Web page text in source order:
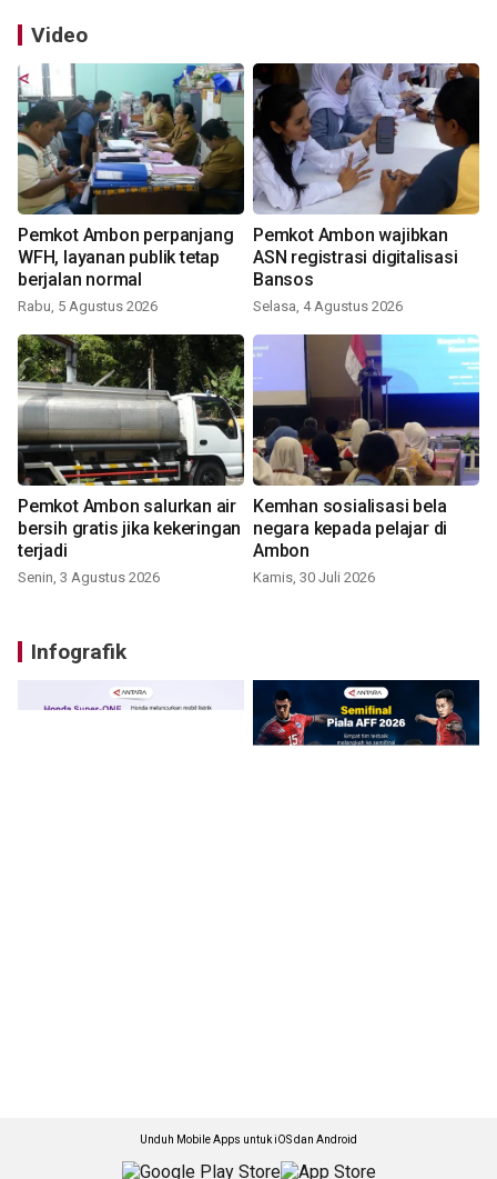
Video
Pemkot Ambon perpanjang
WFH, layanan publik tetap
berjalan normal
Rabu, 5 Agustus 2026
Pemkot Ambon wajibkan
ASN registrasi digitalisasi
Bansos
Selasa, 4 Agustus 2026
Pemkot Ambon salurkan air
bersih gratis jika kekeringan
terjadi
Senin, 3 Agustus 2026
Kemhan sosialisasi bela
negara kepada pelajar di
Ambon
Kamis, 30 Juli 2026
Infografik
Unduh Mobile Apps untuk iOS dan Android